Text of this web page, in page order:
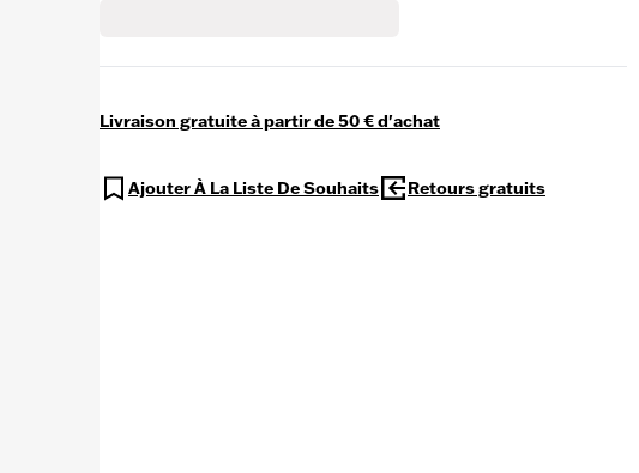
Livraison gratuite à partir de 50 € d'achat
Ajouter À La Liste De Souhaits Retours gratuits